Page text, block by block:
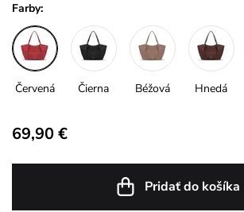
Farby:
Červená Čierna Béžová Hnedá
69,90 €
Pridať do košíka